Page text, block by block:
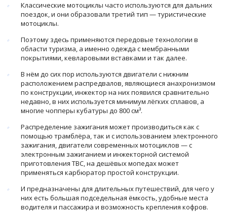
Классические мотоциклы часто используются для дальних
поездок, и они образовали третий тип — туристические
мотоциклы.
Поэтому здесь применяются передовые технологии в
области туризма, а именно одежда с мембранными
покрытиями, кевларовыми вставками и так далее.
В нём до сих пор используются двигатели с нижним
расположением распредвалов, являющиеся анахронизмом
по конструкции, инжектор на них появился сравнительно
недавно, в них используется минимум лёгких сплавов, а
многие чопперы кубатуры до 800 см³.
Распределение зажигания может производиться как с
помощью трамблёра, так и с использованием электронного
зажигания, двигатели современных мотоциклов — с
электронным зажиганием и инжекторной системой
приготовления ТВС, на дешёвых мопедах может
применяться карбюратор простой конструкции.
И предназначены для длительных путешествий, для чего у
них есть большая подседельная ёмкость, удобные места
водителя и пассажира и возможность крепления кофров.